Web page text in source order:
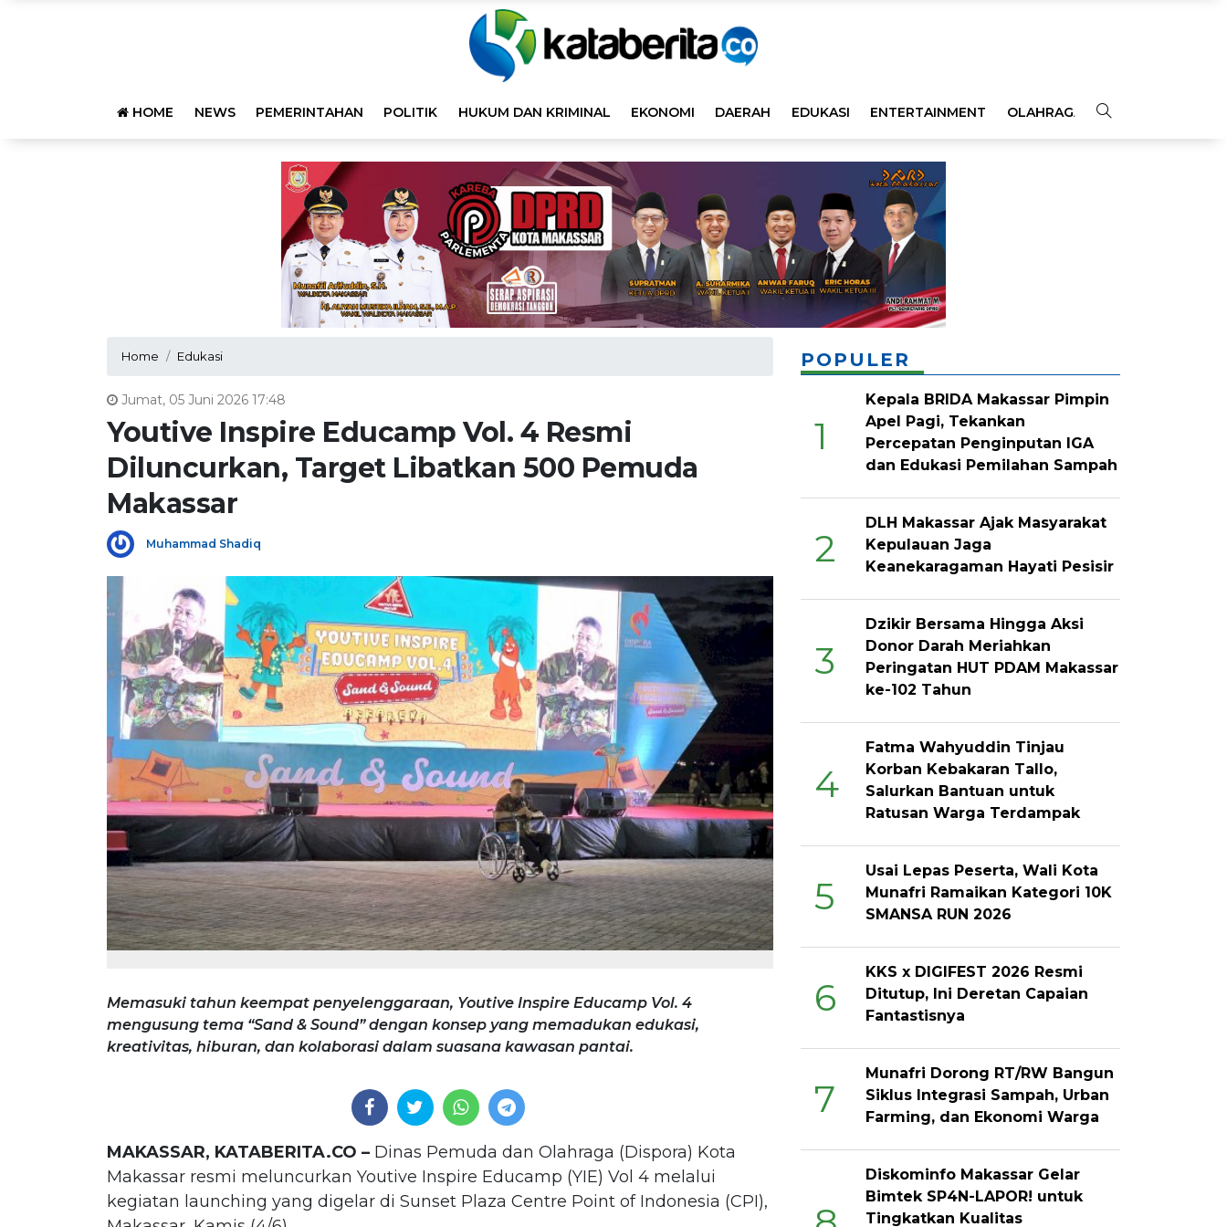
HOME NEWS PEMERINTAHAN POLITIK HUKUM DAN KRIMINAL EKONOMI DAERAH EDUKASI ENTERTAINMENT OLAHRAGA OPINI
Home Edukasi
Jumat, 05 Juni 2026 17:48
Youtive Inspire Educamp Vol. 4 Resmi
Diluncurkan, Target Libatkan 500 Pemuda
Makassar
Muhammad Shadiq
Memasuki tahun keempat penyelenggaraan, Youtive Inspire Educamp Vol. 4
mengusung tema “Sand & Sound” dengan konsep yang memadukan edukasi,
kreativitas, hiburan, dan kolaborasi dalam suasana kawasan pantai.
MAKASSAR, KATABERITA.CO – Dinas Pemuda dan Olahraga (Dispora) Kota
Makassar resmi meluncurkan Youtive Inspire Educamp (YIE) Vol 4 melalui
kegiatan launching yang digelar di Sunset Plaza Centre Point of Indonesia (CPI),
POPULER
1
Kepala BRIDA Makassar Pimpin
Apel Pagi, Tekankan
Percepatan Penginputan IGA
dan Edukasi Pemilahan Sampah
2
DLH Makassar Ajak Masyarakat
Kepulauan Jaga
Keanekaragaman Hayati Pesisir
3
Dzikir Bersama Hingga Aksi
Donor Darah Meriahkan
Peringatan HUT PDAM Makassar
ke-102 Tahun
4
Fatma Wahyuddin Tinjau
Korban Kebakaran Tallo,
Salurkan Bantuan untuk
Ratusan Warga Terdampak
5
Usai Lepas Peserta, Wali Kota
Munafri Ramaikan Kategori 10K
SMANSA RUN 2026
6
KKS x DIGIFEST 2026 Resmi
Ditutup, Ini Deretan Capaian
Fantastisnya
7
Munafri Dorong RT/RW Bangun
Siklus Integrasi Sampah, Urban
Farming, dan Ekonomi Warga
Diskominfo Makassar Gelar
Bimtek SP4N-LAPOR! untuk
Tingkatkan Kualitas